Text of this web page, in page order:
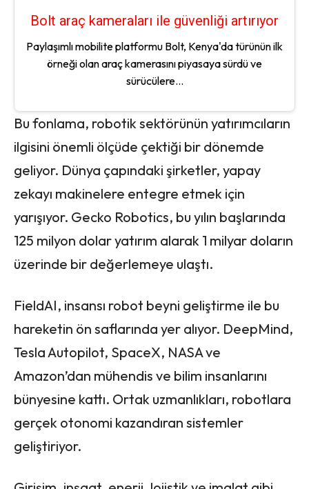
Bolt araç kameraları ile güvenliği artırıyor
Paylaşımlı mobilite platformu Bolt, Kenya'da türünün ilk
örneği olan araç kamerasını piyasaya sürdü ve
sürücülere...
Bu fonlama, robotik sektörünün yatırımcıların
ilgisini önemli ölçüde çektiği bir dönemde
geliyor. Dünya çapındaki şirketler, yapay
zekayı makinelere entegre etmek için
yarışıyor. Gecko Robotics, bu yılın başlarında
125 milyon dolar yatırım alarak 1 milyar doların
üzerinde bir değerlemeye ulaştı.
FieldAI, insansı robot beyni geliştirme ile bu
hareketin ön saflarında yer alıyor. DeepMind,
Tesla Autopilot, SpaceX, NASA ve
Amazon’dan mühendis ve bilim insanlarını
bünyesine kattı. Ortak uzmanlıkları, robotlara
gerçek otonomi kazandıran sistemler
geliştiriyor.